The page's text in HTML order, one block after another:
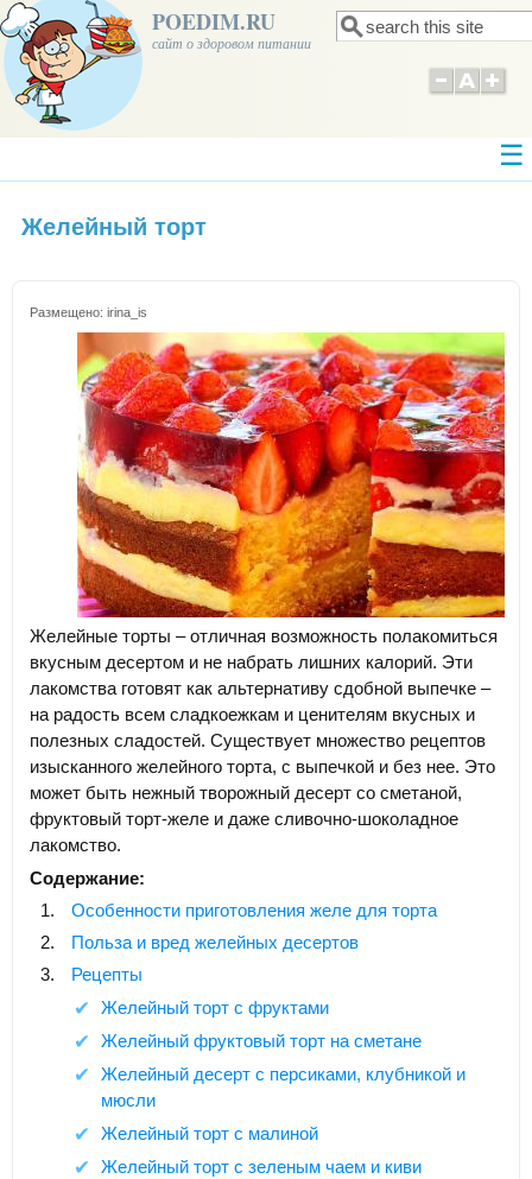
POEDIM.RU
сайт о здоровом питании Форма поиска
Поиск
Желейный торт
Размещено: irina_is
Желейные торты – отличная возможность полакомиться
вкусным десертом и не набрать лишних калорий. Эти
лакомства готовят как альтернативу сдобной выпечке –
на радость всем сладкоежкам и ценителям вкусных и
полезных сладостей. Существует множество рецептов
изысканного желейного торта, с выпечкой и без нее. Это
может быть нежный творожный десерт со сметаной,
фруктовый торт-желе и даже сливочно-шоколадное
лакомство.
Содержание:
Особенности приготовления желе для торта
Польза и вред желейных десертов
Рецепты
Желейный торт с фруктами
Желейный фруктовый торт на сметане
Желейный десерт с персиками, клубникой и
мюсли
Желейный торт с малиной
Желейный торт с зеленым чаем и киви